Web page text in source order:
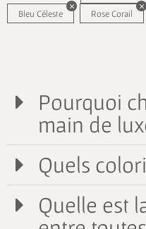
Bleu Céleste
Rose Corail
Pourquoi
main de
Quels
Quelle est